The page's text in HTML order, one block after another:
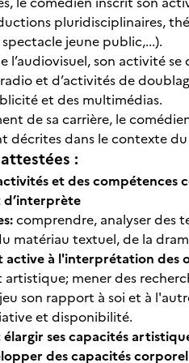
pluridisciplinaires,
jeune public,...).
l’audiovisuel, son activité
et d’activités de
et des multimédias.
de sa carrière, le
décrites dans le contexte du
:
et des compétences
d’interprète
comprendre, analyser des
matériau textuel, de la
active à l'interprétation des
mener des
son rapport à soi et à
et disponibilité.
ses capacités
des capacités